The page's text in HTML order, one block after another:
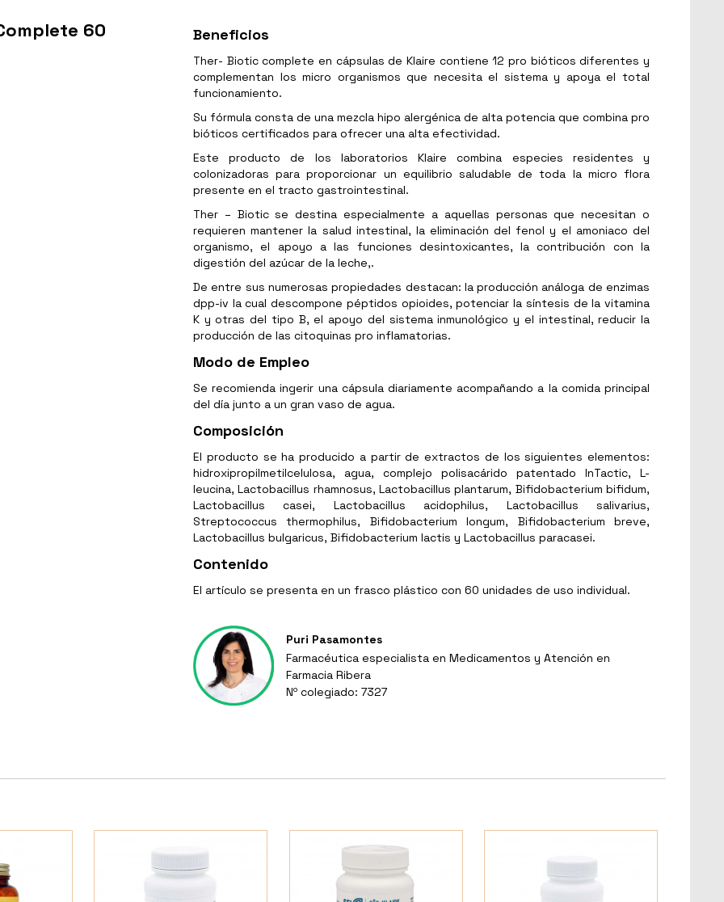
Beneficios
Ther- Biotic complete en cápsulas de Klaire contiene 12 pro bióticos diferentes y
complementan los micro organismos que necesita el sistema y apoya el total
funcionamiento.
Su fórmula consta de una mezcla hipo alergénica de alta potencia que combina pro
bióticos certificados para ofrecer una alta efectividad.
Este producto de los laboratorios Klaire combina especies residentes y
colonizadoras para proporcionar un equilibrio saludable de toda la micro flora
presente en el tracto gastrointestinal.
Ther – Biotic se destina especialmente a aquellas personas que necesitan o
requieren mantener la salud intestinal, la eliminación del fenol y el amoniaco del
organismo, el apoyo a las funciones desintoxicantes, la contribución con la
digestión del azúcar de la leche,.
De entre sus numerosas propiedades destacan: la producción análoga de enzimas
dpp-iv la cual descompone péptidos opioides, potenciar la síntesis de la vitamina
K y otras del tipo B, el apoyo del sistema inmunológico y el intestinal, reducir la
producción de las citoquinas pro inflamatorias.
Modo de Empleo
Se recomienda ingerir una cápsula diariamente acompañando a la comida principal
del día junto a un gran vaso de agua.
Composición
El producto se ha producido a partir de extractos de los siguientes elementos:
hidroxipropilmetilcelulosa, agua, complejo polisacárido patentado InTactic, L-
leucina, Lactobacillus rhamnosus, Lactobacillus plantarum, Bifidobacterium bifidum,
Lactobacillus casei, Lactobacillus acidophilus, Lactobacillus salivarius,
Streptococcus thermophilus, Bifidobacterium longum, Bifidobacterium breve,
Lactobacillus bulgaricus, Bifidobacterium lactis y Lactobacillus paracasei.
Contenido
El artículo se presenta en un frasco plástico con 60 unidades de uso individual.
Puri Pasamontes
Farmacéutica especialista en Medicamentos y Atención en
Farmacia Ribera
Nº colegiado: 7327
60